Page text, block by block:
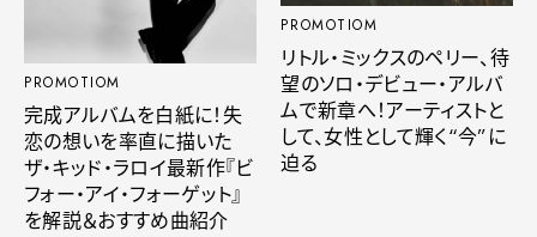
PROMOTIOM
完成アルバムを白紙に！失
恋の想いを率直に描いた
ザ・キッド・ラロイ最新作『ビ
フォー・アイ・フォーゲット』
を解説＆おすすめ曲紹介
PROMOTIOM
リトル・ミックスのペリー、待
望のソロ・デビュー・アルバ
ムで新章へ！アーティストと
して、女性として輝く“今”に
迫る